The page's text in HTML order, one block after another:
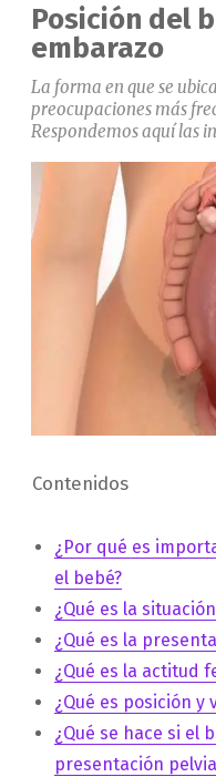
Posición del
embarazo
La forma en que se
preocupaciones más
Respondemos aquí las
Contenidos
¿Por qué es
el bebé?
¿Qué es la
¿Qué es la
¿Qué es la actitud
¿Qué es posición
¿Qué se hace si el
presentación